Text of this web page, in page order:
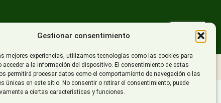
Gestionar consentimiento
mejores experiencias, utilizamos tecnologías como las cookies para
acceder a la información del dispositivo. El consentimiento de estas
permitirá procesar datos como el comportamiento de navegación o las
únicas en este sitio. No consentir o retirar el consentimiento, puede
a ciertas características y funciones.
para la mejora de la competitividad y la